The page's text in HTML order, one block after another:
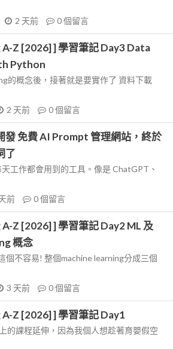
2 天前 0個留言
Z [2026] ] 學習筆記 Day3 Data
Python
的概念後，接著就是要實作了 資料下載
2 天前 0個留言
發 免費 AI Prompt 管理網站，終於
了
工作都會用到的工具。像是 ChatGPT、
前 0個留言
Z [2026] ] 學習筆記 Day2 ML 及
概念
個不容易! 整個machine learning分成三個
3 天前 0個留言
Z [2026] ] 學習筆記 Day1
的課程延伸，因為我個人想趁著育嬰假空